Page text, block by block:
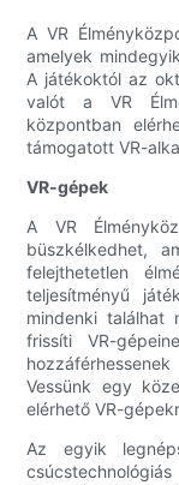
A VR
amelyek
A játékoktól az
valót a VR
központban
támogatott VR-
VR-gépek
A VR
büszkélkedhet,
felejthetetlen
teljesítményű
mindenki találhat
frissíti VR-
Vessünk egy
elérhető VR-
Az egyik